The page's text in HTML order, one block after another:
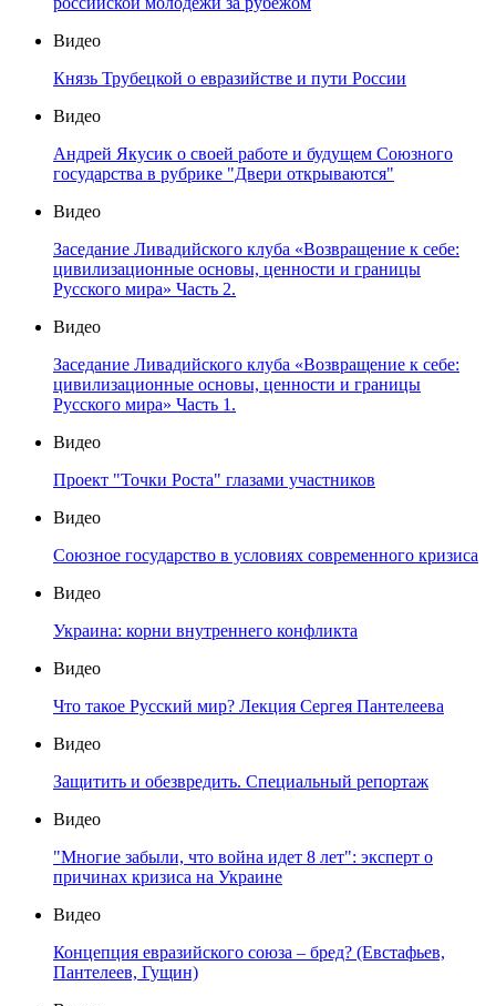
Видео
Князь Трубецкой о евразийстве и пути России
Видео
Андрей Якусик о своей работе и будущем Союзного
государства в рубрике "Двери открываются"
Видео
Заседание Ливадийского клуба «Возвращение к себе:
цивилизационные основы, ценности и границы
Русского мира» Часть 2.
Видео
Заседание Ливадийского клуба «Возвращение к себе:
цивилизационные основы, ценности и границы
Русского мира» Часть 1.
Видео
Проект "Точки Роста" глазами участников
Видео
Союзное государство в условиях современного кризиса
Видео
Украина: корни внутреннего конфликта
Видео
Что такое Русский мир? Лекция Сергея Пантелеева
Видео
Защитить и обезвредить. Специальный репортаж
Видео
"Многие забыли, что война идет 8 лет": эксперт о
причинах кризиса на Украине
Видео
Концепция евразийского союза – бред? (Евстафьев,
Пантелеев, Гущин)